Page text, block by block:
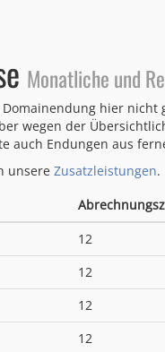
Monatliche und
hier
wegen der
auch Endungen aus
unsere Zusatzleistungen.
12
12
12
12